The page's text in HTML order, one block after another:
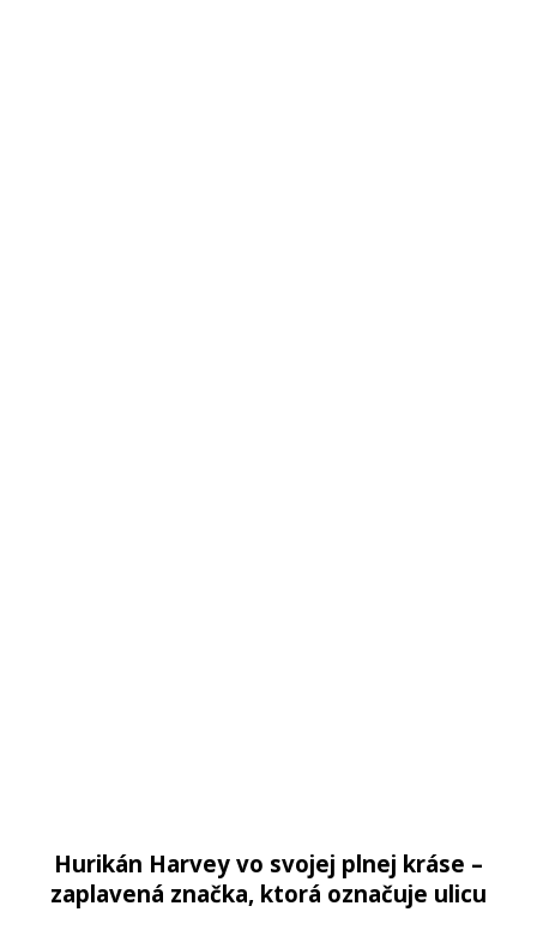
Hurikán Harvey vo svojej plnej kráse –
zaplavená značka, ktorá označuje ulicu